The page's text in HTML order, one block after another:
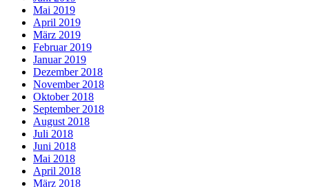
Mai 2019
April 2019
März 2019
Februar 2019
Januar 2019
Dezember 2018
November 2018
Oktober 2018
September 2018
August 2018
Juli 2018
Juni 2018
Mai 2018
April 2018
März 2018